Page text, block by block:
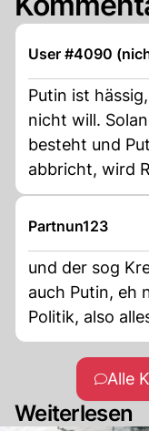
User #4090
Putin ist
nicht will.
besteht und
abbricht, wird
liefern können.
Partnun123
und der sog
auch Putin, eh
Politik, also
Alle
Weiterlesen